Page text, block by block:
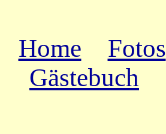
Home Fotos
Gästebuch